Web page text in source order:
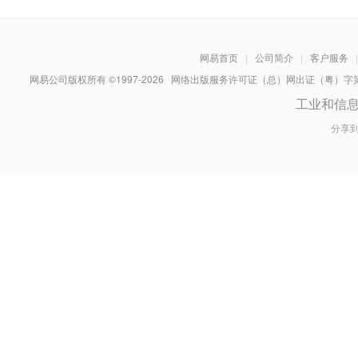
网易首页 | 公司简介 | 客户服务
|
网易公司版权所有 ©1997-2026 网络出版服务许可证（总）网出证（粤）
工业和信
分享